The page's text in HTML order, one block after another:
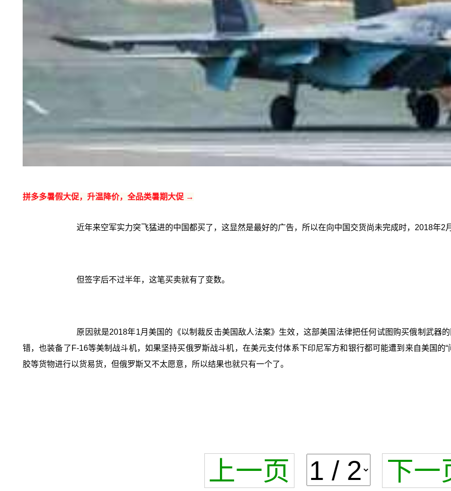
拼多多暑假大促，升温降价，全品类暑期大促 →
近年来空军实力突飞猛进的中国都买了，这显然是最好的广告，所以在向中国交货尚未完成时，2018年
但签字后不过半年，这笔买卖就有了变数。
原因就是2018年1月美国的《以制裁反击美国敌人法案》生效，这部美国法律把任何试图购买俄制武器
错，也装备了F-16等美制战斗机，如果坚持买俄罗斯战斗机，在美元支付体系下印尼军方和银行都可能遭到来自美国的
胶等货物进行以货易货，但俄罗斯又不太愿意，所以结果也就只有一个了。
上一页 下一